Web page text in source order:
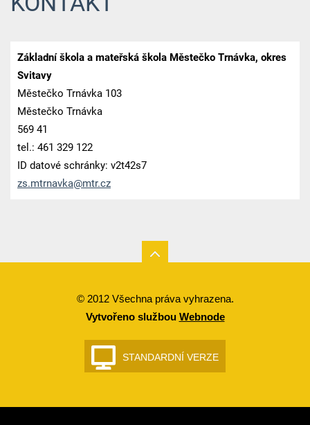
Základní škola a mateřská škola Městečko Trnávka, okres
Svitavy
Městečko Trnávka 103
Městečko Trnávka
569 41
tel.: 461 329 122
ID datové schránky: v2t42s7
zs.mtrnavka@mtr.cz
© 2012 Všechna práva vyhrazena.
Vytvořeno službou Webnode
STANDARDNÍ VERZE